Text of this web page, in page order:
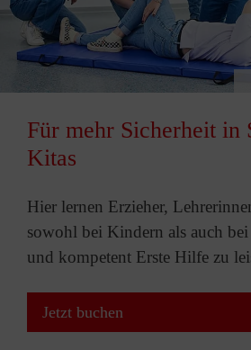
Für mehr Sicherheit in
Kitas
Hier lernen Erzieher,
sowohl bei Kindern als auch
und kompetent Erste Hilfe zu
Jetzt buchen